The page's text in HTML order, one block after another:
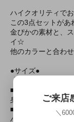
ハイクオリティで
この3点セットがあ
金ぴかの素材と、
イ☆
他のカラーと合わ
●サイズ●
【UNISEX】＊男女
■対応サイズ
身長：～180cm B
■実寸
バスト：101cm
ご来店
＼